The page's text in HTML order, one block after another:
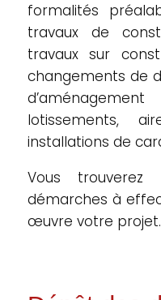
formalités
travaux de
travaux sur
changements de
lotissements,
installations de
Vous trouverez
démarches à
œuvre votre projet.